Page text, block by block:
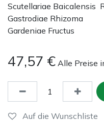
Scutellariae Baicalensis
Gastrodiae Rhizoma
Gardeniae Fructus
47,57 € Alle Preise
Auf die Wunschliste